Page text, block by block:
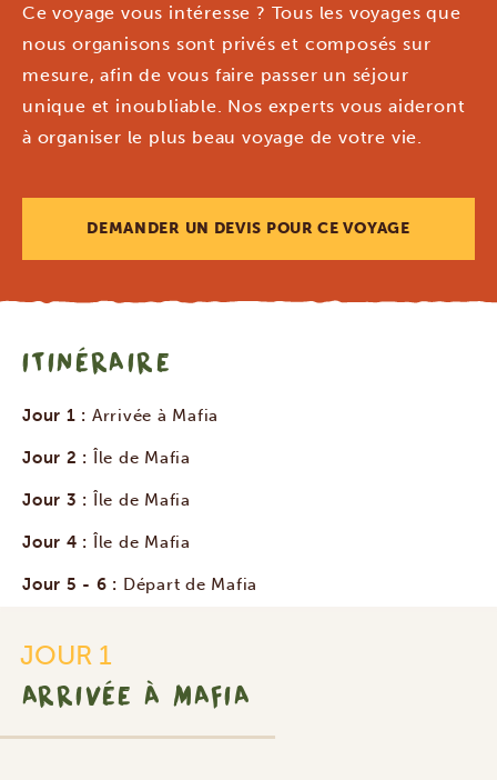
Ce voyage vous intéresse ? Tous les voyages que
nous organisons sont privés et composés sur
mesure, afin de vous faire passer un séjour
unique et inoubliable. Nos experts vous aideront
à organiser le plus beau voyage de votre vie.
DEMANDER UN DEVIS POUR CE VOYAGE
ITINÉRAIRE
Jour 1 : Arrivée à Mafia
Jour 2 : Île de Mafia
Jour 3 : Île de Mafia
Jour 4 : Île de Mafia
Jour 5 - 6 : Départ de Mafia
JOUR 1
ARRIVÉE À MAFIA